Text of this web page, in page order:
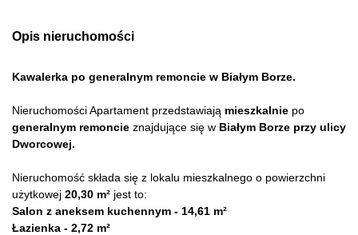
Opis nieruchomości
Kawalerka po generalnym remoncie w Białym Borze.
Nieruchomości Apartament przedstawiają mieszkalnie po
generalnym remoncie znajdujące się w Białym Borze przy ulicy
Dworcowej.
Nieruchomość składa się z lokalu mieszkalnego o powierzchni
użytkowej 20,30 m² jest to:
Salon z aneksem kuchennym - 14,61 m²
Łazienka - 2,72 m²